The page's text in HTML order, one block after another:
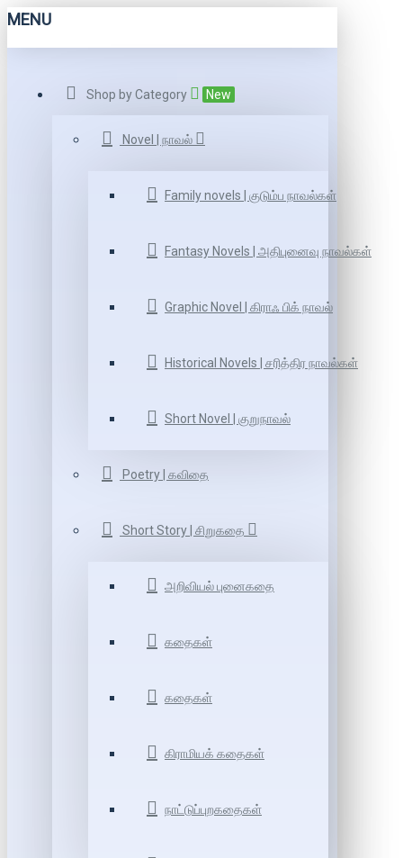
MENU
Shop by Category New
Novel | நாவல்
Family novels | குடும்ப நாவல்கள்
Fantasy Novels | அதிபுனைவு நாவல்கள்
Graphic Novel | கிராஃ பிக் நாவல்
Historical Novels | சரித்திர நாவல்கள்
Short Novel | குறுநாவல்
Poetry | கவிதை
Short Story | சிறுகதை
அறிவியல் புனைகதை
கதைகள்
கதைகள்
கிராமியக் கதைகள்
நாட்டுப்புறகதைகள்